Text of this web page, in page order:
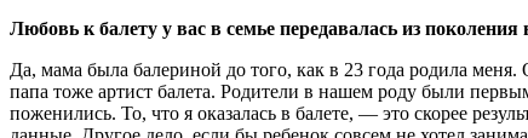
Любовь к балету у вас в семье передавалась из поколения
Да, мама была балериной до того, как в 23 года родила
папа тоже артист балета. Родители в нашем роду были
поженились. То, что я оказалась в балете, — это скорее